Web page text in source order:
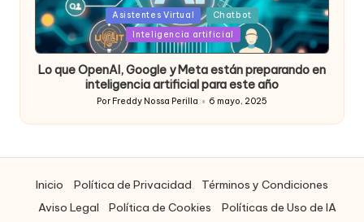
Posted
in
Asistentes Virtual
Chatbot
Inteligencia artificial
Lo que OpenAI, Google y Meta están preparando en
inteligencia artificial para este año
Publicado
por
Por Freddy Nossa Perilla 6 mayo, 2025
Inicio Política de Privacidad
Términos y Condiciones
Aviso Legal
Política de Cookies
Políticas de Uso de IA